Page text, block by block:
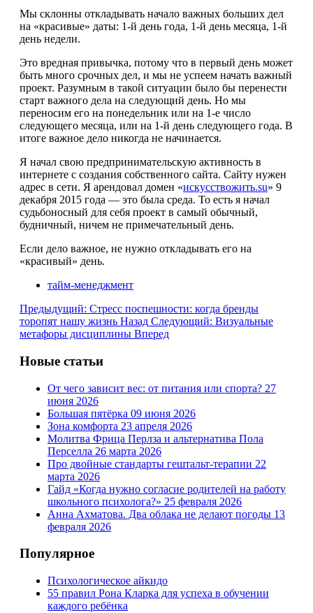
Мы склонны откладывать начало важных больших дел
на «красивые» даты: 1-й день года, 1-й день месяца, 1-й
день недели.
Это вредная привычка, потому что в первый день может
быть много срочных дел, и мы не успеем начать важный
проект. Разумным в такой ситуации было бы перенести
старт важного дела на следующий день. Но мы
переносим его на понедельник или на 1-е число
следующего месяца, или на 1-й день следующего года. В
итоге важное дело никогда не начинается.
Я начал свою предпринимательскую активность в
интернете с создания собственного сайта. Сайту нужен
адрес в сети. Я арендовал домен «искусствожить.su» 9
декабря 2015 года — это была среда. То есть я начал
судьбоносный для себя проект в самый обычный,
будничный, ничем не примечательный день.
Если дело важное, не нужно откладывать его на
«красивый» день.
тайм-менеджмент
Предыдущий: Стресс поспешности: когда бренды
торопят нашу жизнь Назад Следующий: Визуальные
метафоры дисциплины Вперед
Новые статьи
От чего зависит вес: от питания или спорта? 27
июня 2026
Большая пятёрка 09 июня 2026
Зона комфорта 23 апреля 2026
Молитва Фрица Перлза и альтернатива Пола
Перселла 26 марта 2026
Про двойные стандарты гештальт-терапии 22
марта 2026
Гайд «Когда нужно согласие родителей на работу
школьного психолога?» 25 февраля 2026
Анна Ахматова. Два облака не делают погоды 13
февраля 2026
Популярное
Психологическое айкидо
55 правил Рона Кларка для успеха в обучении
каждого ребёнка